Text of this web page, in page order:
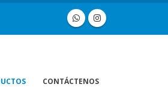
CONTÁCTENOS